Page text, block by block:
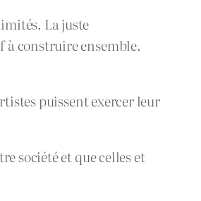
La juste
construire ensemble.
puissent exercer leur
société et que celles et